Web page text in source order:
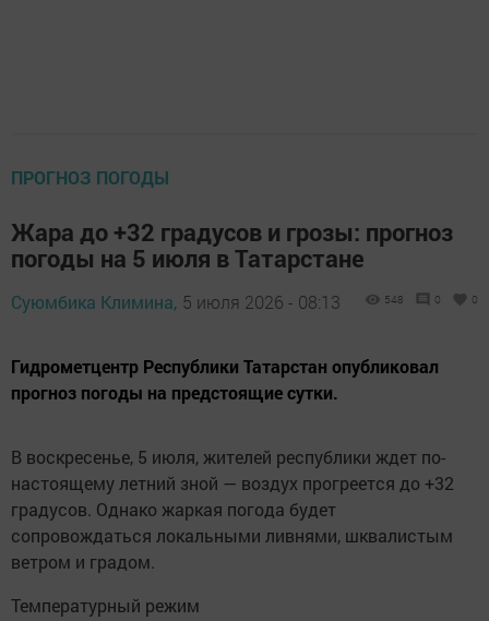
ПРОГНОЗ ПОГОДЫ
Жара до +32 градусов и грозы: прогноз
погоды на 5 июля в Татарстане
Суюмбика Климина, 5 июля 2026 - 08:13 548 0 0
Гидрометцентр Республики Татарстан опубликовал
прогноз погоды на предстоящие сутки.
В воскресенье, 5 июля, жителей республики ждет по-
настоящему летний зной — воздух прогреется до +32
градусов. Однако жаркая погода будет
сопровождаться локальными ливнями, шквалистым
ветром и градом.
Температурный режим